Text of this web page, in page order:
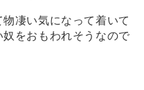
凄い気になって着いて
をおもわれそうなので